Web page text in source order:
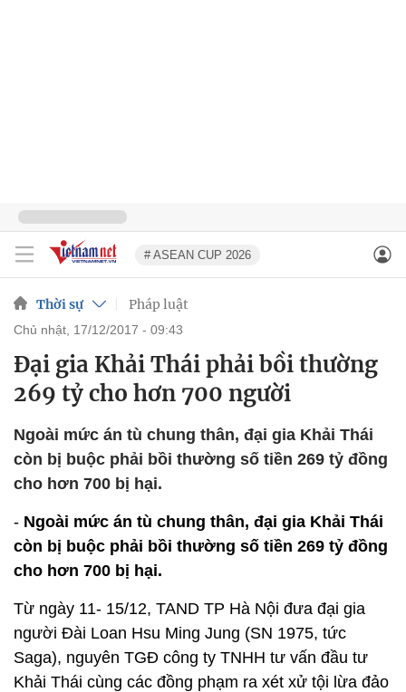
# ASEAN CUP 2026
Thời sự Pháp luật
chủ nhật, 17/12/2017 - 09:43
Đại gia Khải Thái phải bồi thường
269 tỷ cho hơn 700 người
Ngoài mức án tù chung thân, đại gia Khải Thái
còn bị buộc phải bồi thường số tiền 269 tỷ đồng
cho hơn 700 bị hại.
- Ngoài mức án tù chung thân, đại gia Khải Thái
còn bị buộc phải bồi thường số tiền 269 tỷ đồng
cho hơn 700 bị hại.
Từ ngày 11- 15/12, TAND TP Hà Nội đưa đại gia
người Đài Loan Hsu Ming Jung (SN 1975, tức
Saga), nguyên TGĐ công ty TNHH tư vấn đầu tư
Khải Thái cùng các đồng phạm ra xét xử tội lừa đảo